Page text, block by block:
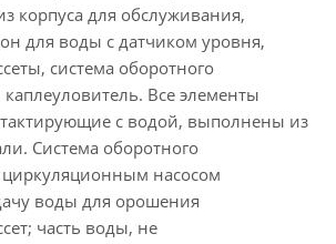
корпуса для обслуживания,
для воды с датчиком уровня,
система оборотного
Все элементы
с водой, выполнены из
Система оборотного
насосом
воды для орошения
часть воды, не